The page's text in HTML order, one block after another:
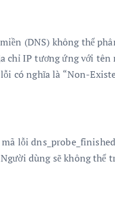
(DNS) không thể
chỉ IP tương ứng với
có nghĩa là “Non-
lỗi
dùng sẽ không thể